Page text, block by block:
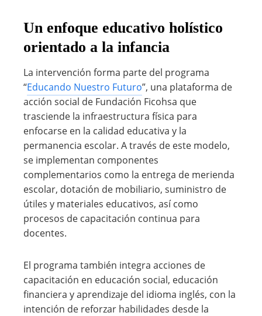
Un enfoque educativo holístico
orientado a la infancia
La intervención forma parte del programa
“Educando Nuestro Futuro”, una plataforma de
acción social de Fundación Ficohsa que
trasciende la infraestructura física para
enfocarse en la calidad educativa y la
permanencia escolar. A través de este modelo,
se implementan componentes
complementarios como la entrega de merienda
escolar, dotación de mobiliario, suministro de
útiles y materiales educativos, así como
procesos de capacitación continua para
docentes.
El programa también integra acciones de
capacitación en educación social, educación
financiera y aprendizaje del idioma inglés, con la
intención de reforzar habilidades desde la